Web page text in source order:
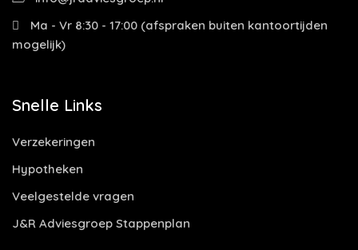
Ma - Vr 8:30 - 17:00 (afspraken buiten kantoortijden
mogelijk)
Snelle Links
Verzekeringen
Hypotheken
Veelgestelde vragen
J&R Adviesgroep Stappenplan